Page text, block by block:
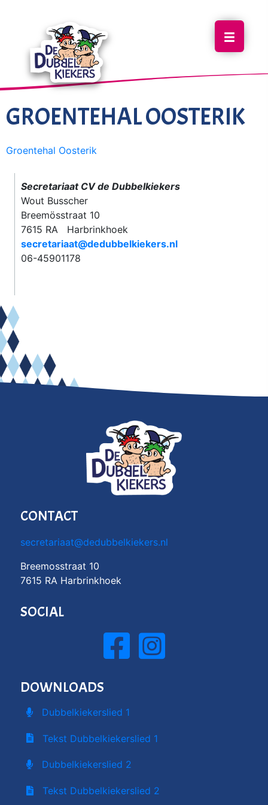
GROENTEHAL OOSTERIK
Groentehal Oosterik
Secretariaat CV de Dubbelkiekers
Wout Busscher
Breemösstraat 10
7615 RA Harbrinkhoek
secretariaat@dedubbelkiekers.nl
06-45901178
CONTACT
secretariaat@dedubbelkiekers.nl
Breemosstraat 10
7615 RA Harbrinkhoek
SOCIAL
DOWNLOADS
Dubbelkiekerslied 1
Tekst Dubbelkiekerslied 1
Dubbelkiekerslied 2
Tekst Dubbelkiekerslied 2